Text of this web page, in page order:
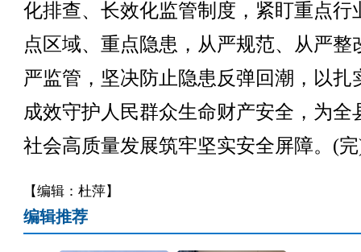
化排查、长效化监管制度，紧盯重点行
点区域、重点隐患，从严规范、从严整
严监管，坚决防止隐患反弹回潮，以扎
成效守护人民群众生命财产安全，为全
社会高质量发展筑牢坚实安全屏障。(
【编辑：杜萍】
编辑推荐